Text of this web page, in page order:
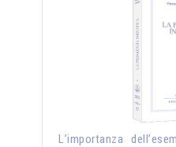
L’importanza